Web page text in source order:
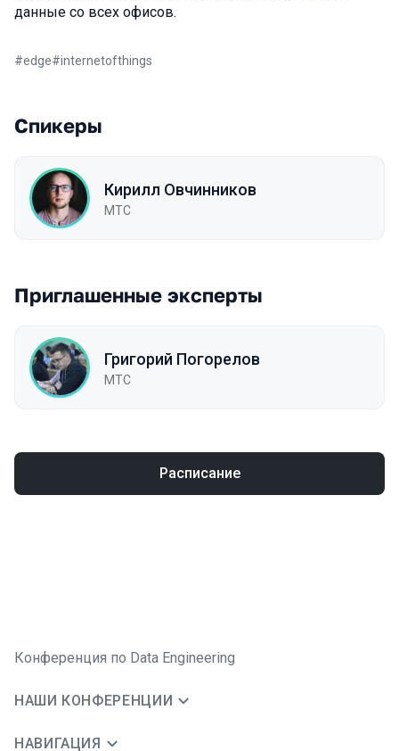
данные со всех офисов.
#edge#internetofthings
Спикеры
Кирилл Овчинников
МТС
Приглашенные эксперты
Григорий Погорелов
MTC
Расписание
Конференция по Data Engineering
НАШИ КОНФЕРЕНЦИИ
НАВИГАЦИЯ